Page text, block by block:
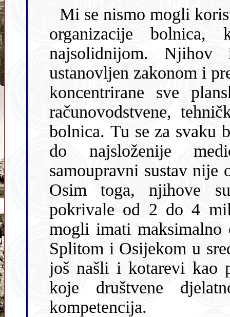
Mi se nismo mogli koristiti, npr., britanskim tipom
organizacije bolnica,
najsolidnijom.
ustanovljen zakonom i predstavljao je instituciju u kojoj su bile
koncentrirane sve planske, projektantske, knjigovodstvene,
računovodstvene, tehničke i pravne
bolnica. Tu se za svaku
do najsloženije
samoupravni sustav nije omogućavao takva zakonska rješenja.
Osim toga, njihove su regionalne
pokrivale od 2 do 4
mogli imati maksimalno
Splitom i Osijekom u sredini, i to još relativno male. Tu su se
još našli i kotarevi kao protivnici ideje o regionalizaciji bilo
koje društvene djelatnosti
kompetencija.